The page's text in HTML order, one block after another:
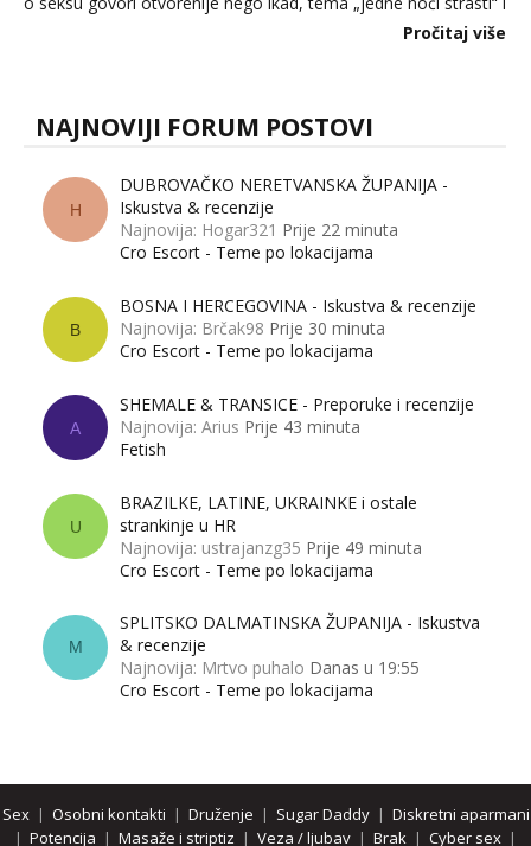
dalje izaziva burne rasprave. Što zapravo misle žene, a što
Pročitaj više
NAJNOVIJI FORUM POSTOVI
H
DUBROVAČKO NERETVANSKA ŽUPANIJA -
Iskustva & recenzije
Najnovija: Hogar321 Prije 22 minuta
Cro Escort - Teme po lokacijama
B
BOSNA I HERCEGOVINA - Iskustva & recenzije
Najnovija: Brčak98 Prije 30 minuta
Cro Escort - Teme po lokacijama
A
SHEMALE & TRANSICE - Preporuke i recenzije
Najnovija: Arius Prije 43 minuta
Fetish
U
BRAZILKE, LATINE, UKRAINKE i ostale
strankinje u HR
Najnovija: ustrajanzg35 Prije 49 minuta
Cro Escort - Teme po lokacijama
M
SPLITSKO DALMATINSKA ŽUPANIJA - Iskustva
& recenzije
Najnovija: Mrtvo puhalo Danas u 19:55
Cro Escort - Teme po lokacijama
Sex| Osobni kontakti | Druženje | Sugar Daddy| Diskretni aparmani
| Potencija | Masaže i striptiz | Veza / ljubav | Brak | Cyber sex |